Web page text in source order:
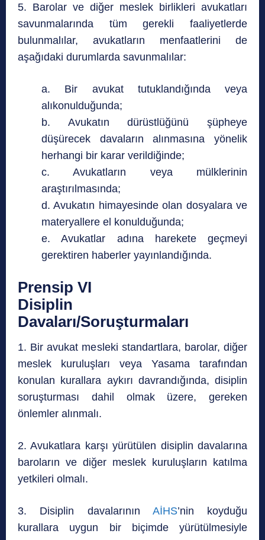
5. Barolar ve diğer meslek birlikleri avukatları
savunmalarında tüm gerekli faaliyetlerde
bulunmalılar, avukatların menfaatlerini de
aşağıdaki durumlarda savunmalılar:
a. Bir avukat tutuklandığında veya
alıkonulduğunda;
b. Avukatın dürüstlüğünü şüpheye
düşürecek davaların alınmasına yönelik
herhangi bir karar verildiğinde;
c. Avukatların veya mülklerinin
araştırılmasında;
d. Avukatın himayesinde olan dosyalara ve
materyallere el konulduğunda;
e. Avukatlar adına harekete geçmeyi
gerektiren haberler yayınlandığında.
Prensip VI
Disiplin
Davaları/Soruşturmaları
1. Bir avukat mesleki standartlara, barolar, diğer
meslek kuruluşları veya Yasama tarafından
konulan kurallara aykırı davrandığında, disiplin
soruşturması dahil olmak üzere, gereken
önlemler alınmalı.
2. Avukatlara karşı yürütülen disiplin davalarına
baroların ve diğer meslek kuruluşların katılma
yetkileri olmalı.
3. Disiplin davalarının AİHS’nin koyduğu
kurallara uygun bir biçimde yürütülmesiyle